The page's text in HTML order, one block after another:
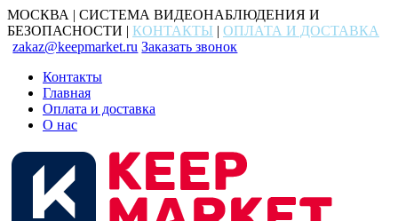
МОСКВА | СИСТЕМА ВИДЕОНАБЛЮДЕНИЯ И
БЕЗОПАСНОСТИ | КОНТАКТЫ | ОПЛАТА И ДОСТАВКА
zakaz@keepmarket.ru Заказать звонок
Контакты
Главная
Оплата и доставка
О нас